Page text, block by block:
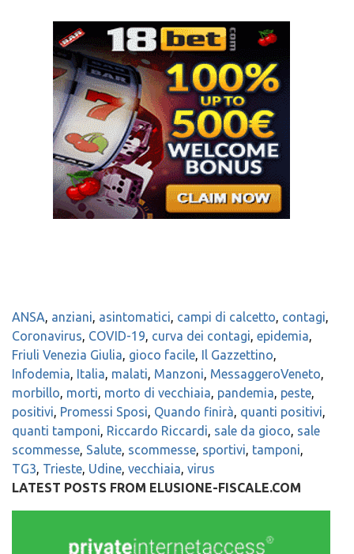
ANSA, anziani, asintomatici, campi di calcetto, contagi,
Coronavirus, COVID-19, curva dei contagi, epidemia,
Friuli Venezia Giulia, gioco facile, Il Gazzettino,
Infodemia, Italia, malati, Manzoni, MessaggeroVeneto,
morbillo, morti, morto di vecchiaia, pandemia, peste,
positivi, Promessi Sposi, Quando finirà, quanti positivi,
quanti tamponi, Riccardo Riccardi, sale da gioco, sale
scommesse, Salute, scommesse, sportivi, tamponi,
TG3, Trieste, Udine, vecchiaia, virus
LATEST POSTS FROM ELUSIONE-FISCALE.COM